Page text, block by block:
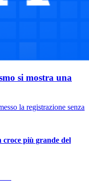
si mostra una
la registrazione senza
croce più grande del